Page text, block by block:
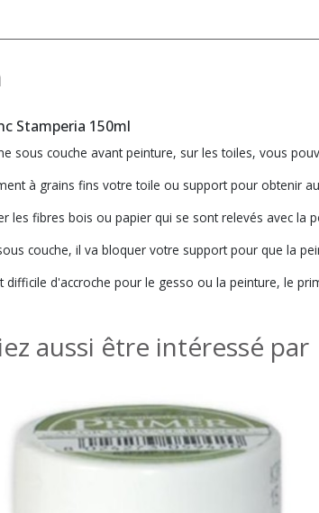
Stamperia 150ml
sous couche avant peinture, sur les toiles, vous
à grains fins votre toile ou support pour obtenir
les fibres bois ou papier qui se sont relevés avec la
couche, il va bloquer votre support pour que la
difficile d'accroche pour le gesso ou la peinture, le
aussi être intéressé par